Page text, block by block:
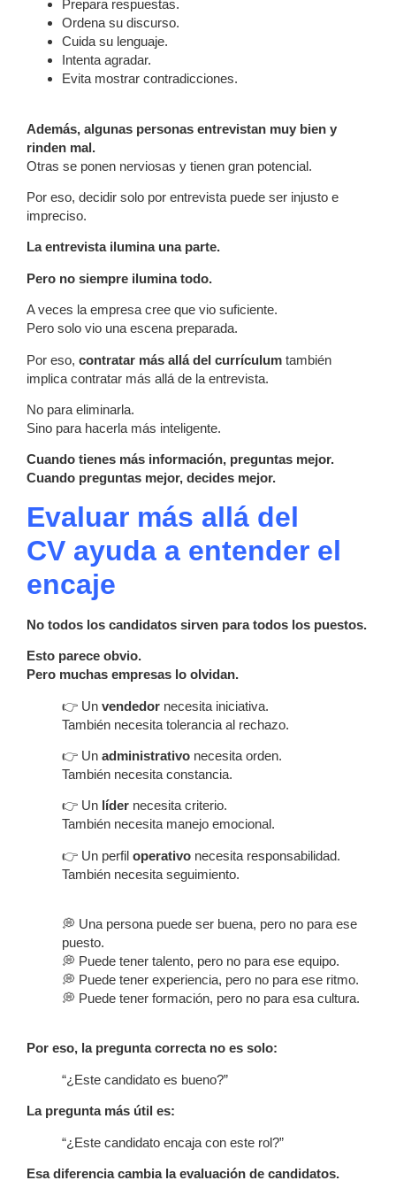
Prepara respuestas.
Ordena su discurso.
Cuida su lenguaje.
Intenta agradar.
Evita mostrar contradicciones.
Además, algunas personas entrevistan muy bien y
rinden mal.
Otras se ponen nerviosas y tienen gran potencial.
Por eso, decidir solo por entrevista puede ser injusto e
impreciso.
La entrevista ilumina una parte.
Pero no siempre ilumina todo.
A veces la empresa cree que vio suficiente.
Pero solo vio una escena preparada.
Por eso, contratar más allá del currículum también
implica contratar más allá de la entrevista.
No para eliminarla.
Sino para hacerla más inteligente.
Cuando tienes más información, preguntas mejor.
Cuando preguntas mejor, decides mejor.
Evaluar más allá del
CV ayuda a entender el
encaje
No todos los candidatos sirven para todos los puestos.
Esto parece obvio.
Pero muchas empresas lo olvidan.
👉 Un vendedor necesita iniciativa.
También necesita tolerancia al rechazo.
👉 Un administrativo necesita orden.
También necesita constancia.
👉 Un líder necesita criterio.
También necesita manejo emocional.
👉 Un perfil operativo necesita responsabilidad.
También necesita seguimiento.
💭 Una persona puede ser buena, pero no para ese
puesto.
💭 Puede tener talento, pero no para ese equipo.
💭 Puede tener experiencia, pero no para ese ritmo.
💭 Puede tener formación, pero no para esa cultura.
Por eso, la pregunta correcta no es solo:
“¿Este candidato es bueno?”
La pregunta más útil es:
“¿Este candidato encaja con este rol?”
Esa diferencia cambia la evaluación de candidatos.